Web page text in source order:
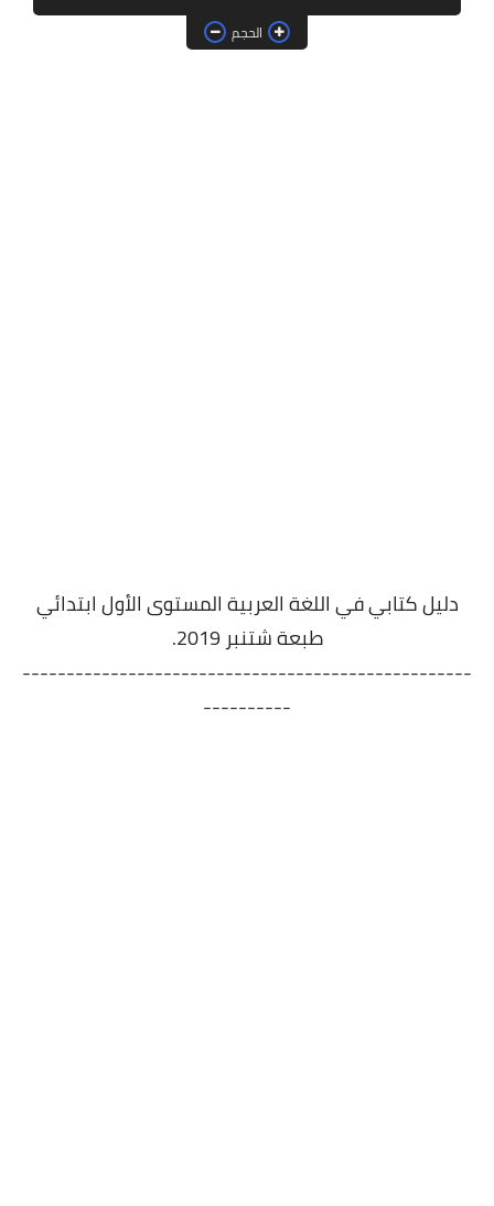
ديداكيتك
الحجم
دليل كتابي في اللغة العربية المستوى الأول ابتدائي
طبعة شتنبر 2019.
---------------------------------------------------
----------